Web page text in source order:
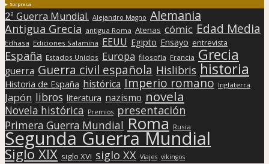
Sorpresa
2ª Guerra Mundial. Alejandro Magno Alemania
Antigua Grecia antigua Roma Atenas cómic Edad Media
Edhasa Ediciones Salamina EEUU Egipto Ensayo entrevista
España Estados Unidos Europa filosofía Francia Grecia
guerra Guerra civil española Hislibris historia
Historia de España histórica Imperio romano Inglaterra
Japón libros literatura nazismo novela
Novela histórica Premios presentación
Primera Guerra Mundial Roma Rusia
Segunda Guerra Mundial
Siglo XIX siglo XVI siglo XX Viajes vikingos